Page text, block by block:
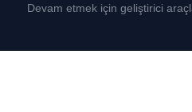
Devam etmek için geliştirici